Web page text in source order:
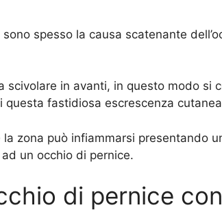
spesso la causa scatenante
in avanti, in questo modo si
fastidiosa escrescenza
zona può infiammarsi presentando
un occhio di pernice.
di pernice